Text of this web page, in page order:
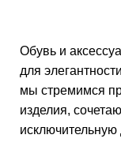
Обувь и
для
мы стремимся
изделия,
исключительную